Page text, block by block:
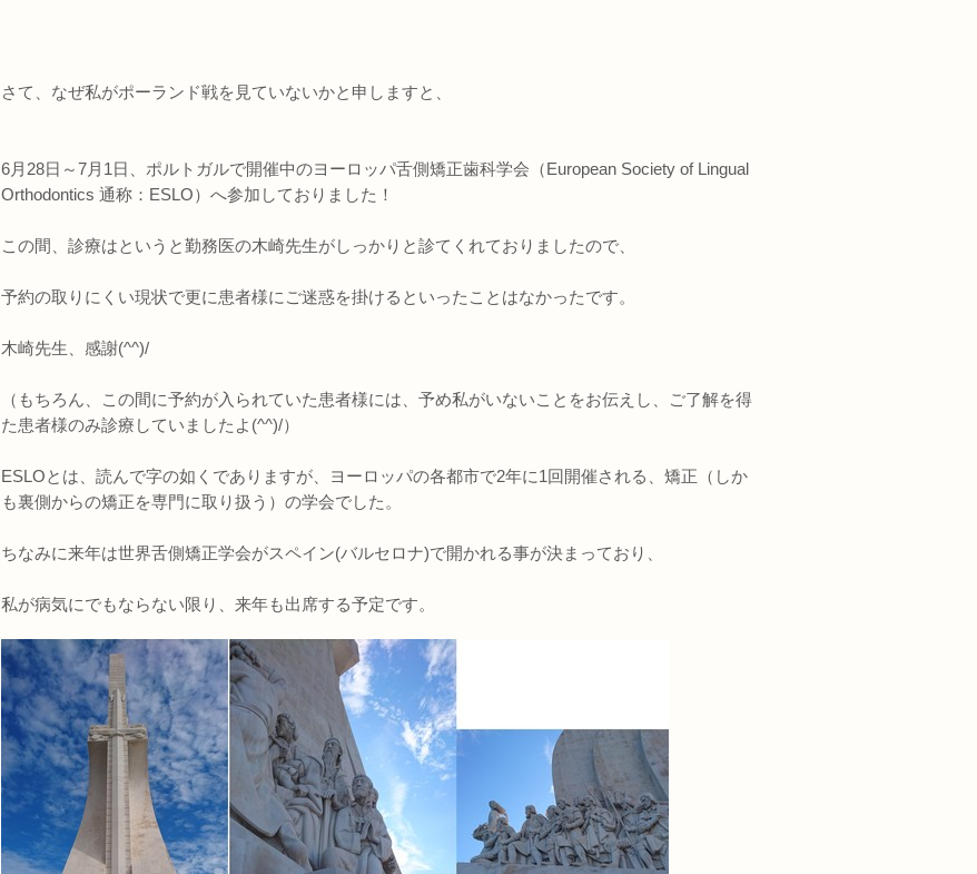
さて、なぜ私がポーランド戦を見ていないかと申しますと、
6月28日～7月1日、ポルトガルで開催中のヨーロッパ舌側矯正歯科学会（European Society of Lingual
Orthodontics 通称：ESLO）へ参加しておりました！
この間、診療はというと勤務医の木崎先生がしっかりと診てくれておりましたので、
予約の取りにくい現状で更に患者様にご迷惑を掛けるといったことはなかったです。
木崎先生、感謝(^^)/
（もちろん、この間に予約が入られていた患者様には、予め私がいないことをお伝えし、ご了解を得
た患者様のみ診療していましたよ(^^)/）
ESLOとは、読んで字の如くでありますが、ヨーロッパの各都市で2年に1回開催される、矯正（しか
も裏側からの矯正を専門に取り扱う）の学会でした。
ちなみに来年は世界舌側矯正学会がスペイン(バルセロナ)で開かれる事が決まっており、
私が病気にでもならない限り、来年も出席する予定です。